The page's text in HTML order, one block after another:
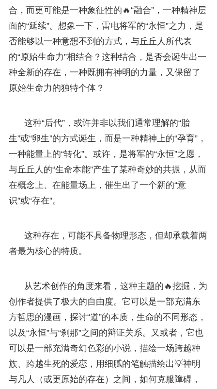
合，而更可能是一种象征性的🔥“融合”，一种精神层
面的“延续”。想象一下，雷电将军的“永恒”之力，是
否能够以一种意想不到的方式，与丘丘人所代表
的“原始生命力”相结合？这种结合，是否会诞生出一
种全新的存在，一种既拥有神明的力量，又保留了
原始生命力的独特个体？
这种“后代”，或许并非以我们通常理解的“胎
生”或“卵生”的方式诞生，而是一种精神上的“孕育”，
一种能量上的“转化”。或许，是将军的“永恒”之愿，
与丘丘人的“生命本能”产生了某种奇妙的共振，从而
在概念上、在能量场上，催生出了一个新的“意
识”或“存在”。
这种存在，可能不具备物理形态，但却承载着两
者最为核心的特质。
从艺术创作的角度来看，这种主题的🔥挖掘，为
创作者提供了极大的自由度。它可以是一部充满东
方哲思的漫画，探讨“道”的本质，生命的不同形态，
以及“永恒”与“刹那”之间的辩证关系。又或者，它也
可以是一部充满奇幻色彩的小说，描绘一场跨越种
族、跨越生死的爱恋，用细腻的笔触描绘出💡神明
与凡人（或更原始的存在）之间，如何克服障碍，